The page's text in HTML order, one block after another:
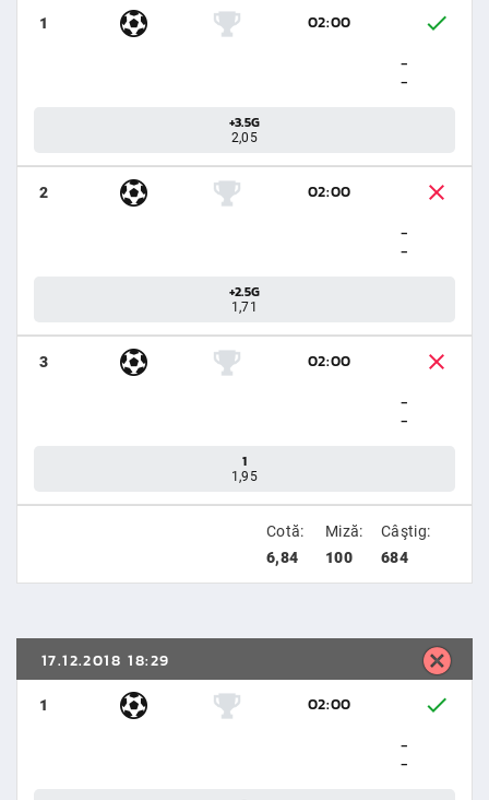
1
02:00
-
-
+3.5G
2,05
2
02:00
-
-
+2.5G
1,71
3
02:00
-
-
1
1,95
Cotă:
6,84
Miză:
100
Câştig:
684
17.12.2018 18:29
1
02:00
-
-